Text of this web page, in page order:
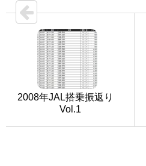
2008年JAL搭乗振返り
Vol.1